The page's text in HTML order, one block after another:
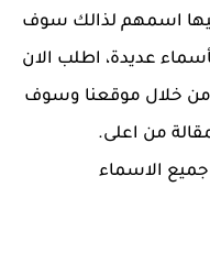
اسمهم لذالك سوف
عديدة، اطلب الان
من خلال موقعنا وسوف
من اعلى.
الاسماء